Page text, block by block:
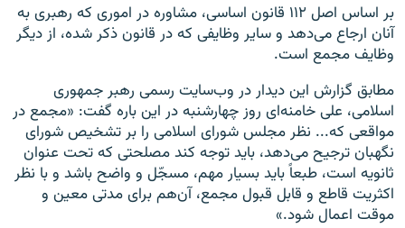
بر اساس اصل ۱۱۲ قانون اساسی، مشاوره در اموری که رهبری به
آنان ارجاع می‌دهد و سایر وظایفی که در قانون ذکر شده، از دیگر
وظایف مجمع است.
مطابق گزارش این دیدار در وب‌سایت رسمی رهبر جمهوری
اسلامی، علی خامنه‌ای روز چهارشنبه در این باره گفت: «مجمع در
مواقعی که... نظر مجلس شورای اسلامی را بر تشخیص شورای
نگهبان ترجیح می‌دهد، باید توجه کند مصلحتی که تحت عنوان
ثانویه است، طبعاً باید بسیار مهم، مسجّل و واضح باشد و با نظر
اکثریت قاطع و قابل قبول مجمع، آن‌هم برای مدتی معین و
موقت اعمال شود.»